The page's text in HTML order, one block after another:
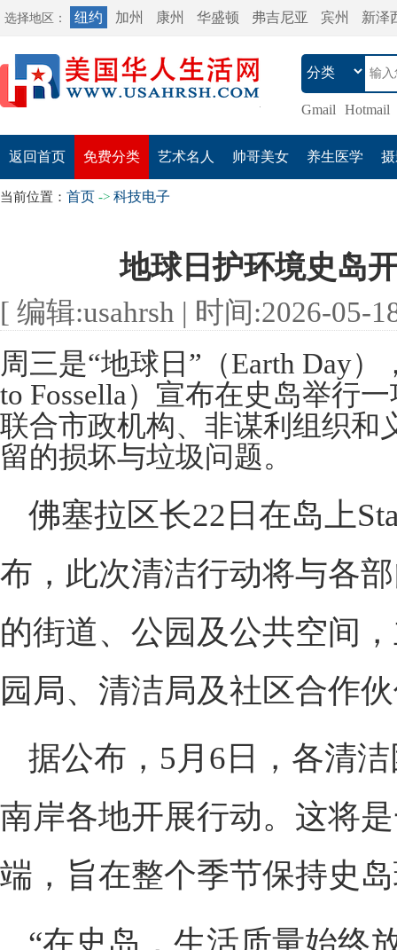
选择地区： 纽约 加州 康州 华盛顿 弗吉尼亚 宾州 新泽
Gmail Hotmail
返回首页 免费分类 艺术名人 帅哥美女 养生医学
当前位置： 首页 -> 科技电子
地球日护环境史岛
[ 编辑:usahrsh | 时间:2026-05-
周三是“地球日”（Earth Day
to Fossella）宣布在史岛举行
联合市政机构、非谋利组织和
留的损坏与垃圾问题。
佛塞拉区长22日在岛上
布，此次清洁行动将与各
的街道、公园及公共空间
园局、清洁局及社区合作
据公布，5月6日，各清
南岸各地开展行动。这将
端，旨在整个季节保持史
“在史岛，生活质量始终